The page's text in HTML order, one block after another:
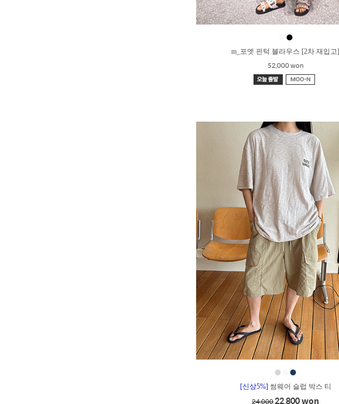
●
m_포엣 핀턱 블라우스 [2차 재입고]
52,000 won
● ●
[신상5%] 썸웨어 슬럽 박스 티
24,00022,800 won